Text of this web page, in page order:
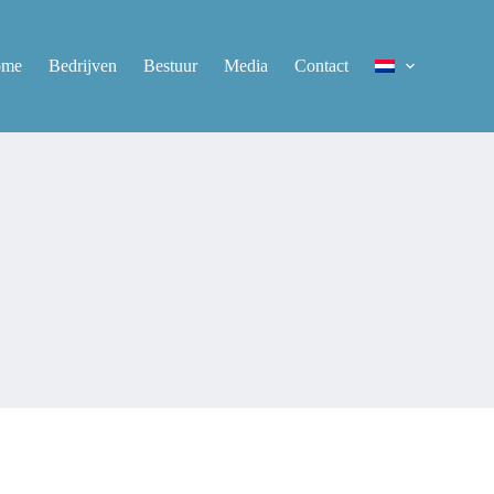
Bedrijven Bestuur Media Contact